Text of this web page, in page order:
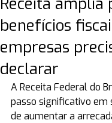
benefícios
empresas
declarar
A Receita Federal do
passo significativo em
de aumentar a